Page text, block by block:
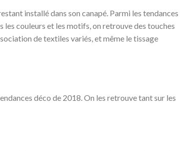
installé dans son canapé. Parmi les tendances
les couleurs et les motifs, on retrouve des touches
de textiles variés, et même le tissage
déco de 2018. On les retrouve tant sur les